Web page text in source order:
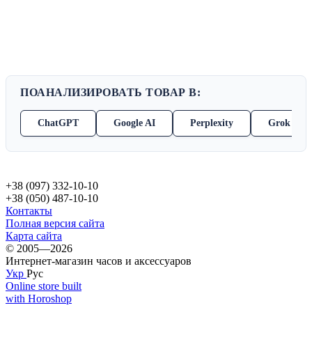
ПОАНАЛИЗИРОВАТЬ ТОВАР В:
ChatGPT Google AI Perplexity Grok
+38 (097) 332-10-10
+38 (050) 487-10-10
Контакты
Полная версия сайта
Карта сайта
© 2005—2026
Интернет-магазин часов и аксессуаров
Укр Рус
Online store built
with Horoshop